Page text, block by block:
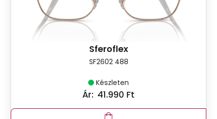
Sferoflex
SF2602 488
Készleten
Ár: 41.990 Ft